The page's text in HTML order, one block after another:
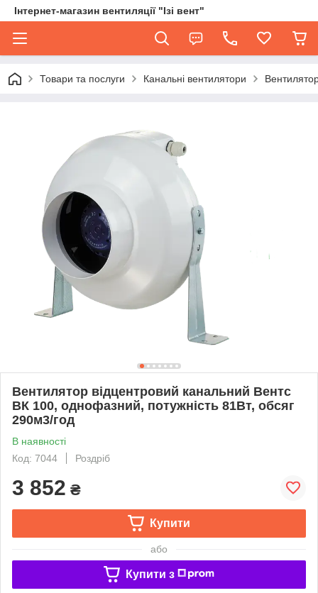
Інтернет-магазин вентиляції "Ізі вент"
Товари та послуги Канальні вентилятори
Вентилятор відцентровий канальний Вентс
ВК 100, однофазний, потужність 81Вт, обсяг
290м3/год
В наявності
Код: 7044
Роздріб
3 852 ₴
Купити
або
Купити з